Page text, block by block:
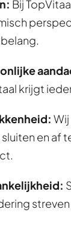
Bij
krijgt
sluiten en af